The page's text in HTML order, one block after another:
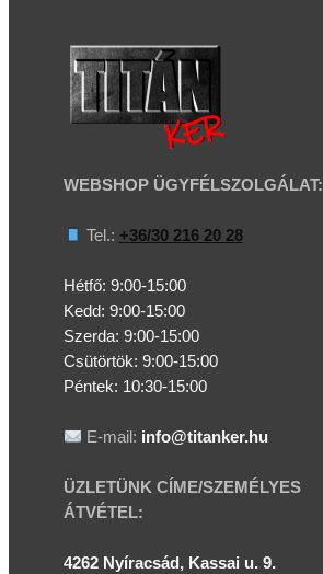
WEBSHOP ÜGYFÉLSZOLGÁLAT:
Tel.: +36/30 216 20 28
Hétfő: 9:00-15:00
Kedd: 9:00-15:00
Szerda: 9:00-15:00
Csütörtök: 9:00-15:00
Péntek: 10:30-15:00
E-mail: info@titanker.hu
ÜZLETÜNK CÍME/SZEMÉLYES
ÁTVÉTEL:
4262 Nyíracsád, Kassai u. 9.